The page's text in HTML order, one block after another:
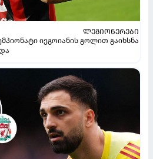
ᲚᲔᲒᲘᲝᲜᲔᲠᲔᲑᲘ
იეგოიანის გოლით გაიხსნა